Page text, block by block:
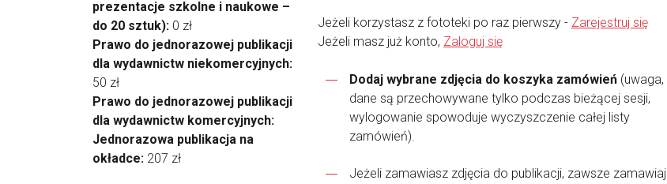
prezentacje szkolne i naukowe –
do 20 sztuk): 0 zł
Prawo do jednorazowej publikacji
dla wydawnictw niekomercyjnych:
50 zł
Prawo do jednorazowej publikacji
dla wydawnictw komercyjnych:
Jednorazowa publikacja na
okładce: 207 zł
Jeżeli korzystasz z fototeki po raz pierwszy - Zarejestruj się
Jeżeli masz już konto, Zaloguj się
Dodaj wybrane zdjęcia do koszyka zamówień (uwaga,
dane są przechowywane tylko podczas bieżącej sesji,
wylogowanie spowoduje wyczyszczenie całej listy
zamówień).
Jeżeli zamawiasz zdjęcia do publikacji, zawsze zamawiaj